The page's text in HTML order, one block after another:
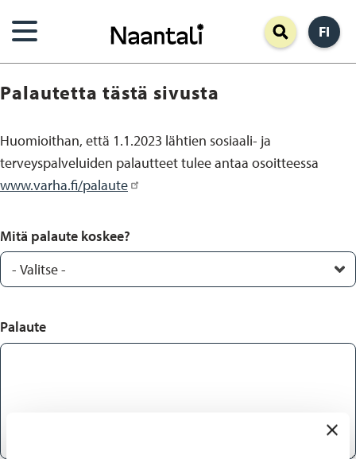
pääsisältöön
FI
Palautetta tästä sivusta
Huomioithan, että 1.1.2023 lähtien sosiaali- ja
terveyspalveluiden palautteet tulee antaa osoitteessa
www.varha.fi/palaute
Mitä palaute koskee?
Palaute